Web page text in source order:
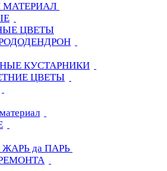
ЦВЕТЫ
КУСТАРНИКИ
ЦВЕТЫ
ЖАРЬ да ПАРЬ